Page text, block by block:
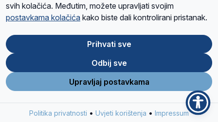
O namaRadio ProgramVolonteriPrijateljiKontaktPravila privatnosti
Ova stranica je zaštićena Google reCAPTCHA sustavom
Store
Google
Play
svih kolačića. Međutim, možete upravljati svojim
postavkama kolačića kako biste dali kontrolirani pristanak.
Prihvati sve
Odbij sve
Upravljaj postavkama
Politika privatnosti • Uvjeti korištenja • Impressum